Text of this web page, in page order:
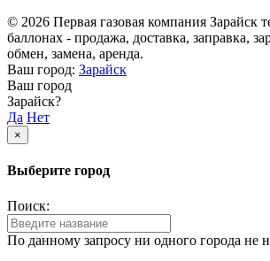
© 2026 Первая газовая компания Зарайск
баллонах - продажа, доставка, заправка,
обмен, замена, аренда.
Ваш город: Зарайск
Ваш город
Зарайск?
Да Нет
×
Выберите город
Поиск:
По данному запросу ни одного города не